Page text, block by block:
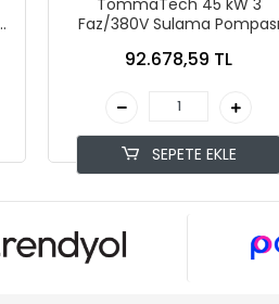
Faz/380V Sulama Pompası
92.678,59 TL
SEPETE EKLE